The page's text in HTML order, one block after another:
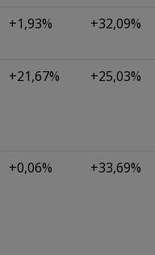
+1,93% +32,09%
+21,67% +25,03%
+0,06% +33,69%